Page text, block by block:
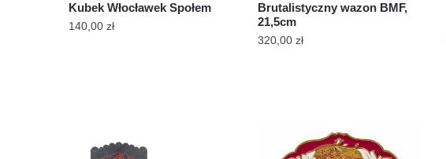
Kubek Włocławek Społem
140,00 zł
Brutalistyczny wazon BMF,
21,5cm
320,00 zł